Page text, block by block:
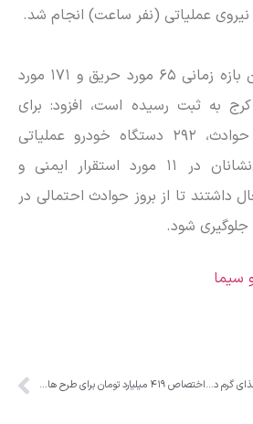
وی با بیان اینکه در این بازه زمانی ۶۵ مورد حریق و ۱۷۱ مورد
به ثبت رسیده است، افزود: برای
مدیریت این حجم از حوادث، ۲۹۲ دستگاه خودرو عملیاتی
به‌کارگیری شد و آتش‌نشانان در ۱۱ مورد استقرار ایمنی و
داشتند تا از بروز حوادث احتمالی در
شود.
سیما
طبخ روزانه بیش از ۷۵۰ پرس غذای گرم در اشتهارد اختصاص ۴۱۹ میلیارد تومان برای طرح های اشتغالزایی کمیته امداد البرز